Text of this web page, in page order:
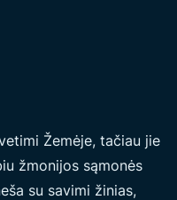
Žemėje, tačiau jie
žmonijos sąmonės
su savimi žinias,